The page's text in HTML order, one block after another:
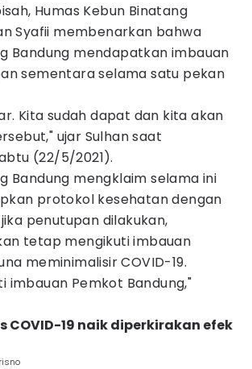
Humas Kebun Binatang
Syafii membenarkan bahwa
Bandung mendapatkan imbauan
sementara selama satu pekan
Kita sudah dapat dan kita akan
ujar Sulhan saat
(22/5/2021).
Bandung mengklaim selama ini
protokol kesehatan dengan
penutupan dilakukan,
tetap mengikuti imbauan
meminimalisir COVID-19.
imbauan Pemkot Bandung,"
COVID-19 naik diperkirakan efek